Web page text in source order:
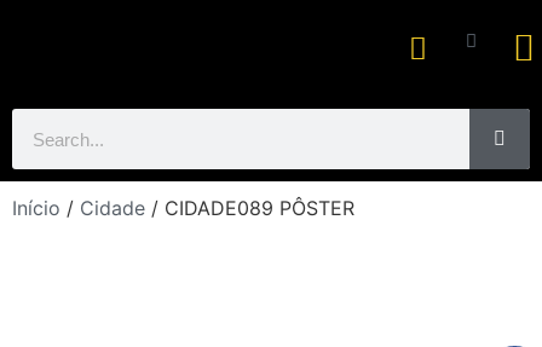
Início / Cidade / CIDADE089 PÔSTER